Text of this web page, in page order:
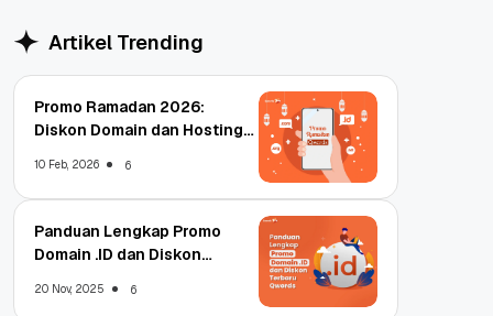
Artikel Trending
Promo Ramadan 2026:
Diskon Domain dan Hosting
10 Feb, 2026 6
Panduan Lengkap Promo
Domain .ID dan Diskon
20 Nov, 2025 6